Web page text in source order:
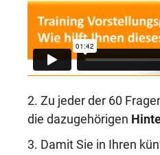
2. Zu jeder der 60
die dazugehörigen
3. Damit Sie in Ihren